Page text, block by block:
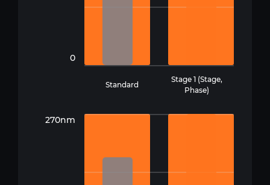
0
Standard
Stage 1 (Stage,
Phase)
270nm